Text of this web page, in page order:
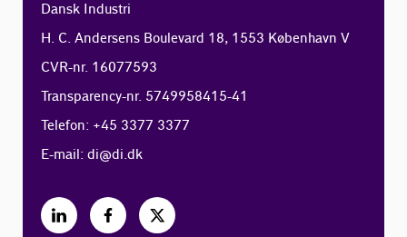
Dansk Industri
H. C. Andersens Boulevard 18, 1553 København V
CVR-nr. 16077593
Transparency-nr. 5749958415-41
Telefon: +45 3377 3377
E-mail:di@di.dk